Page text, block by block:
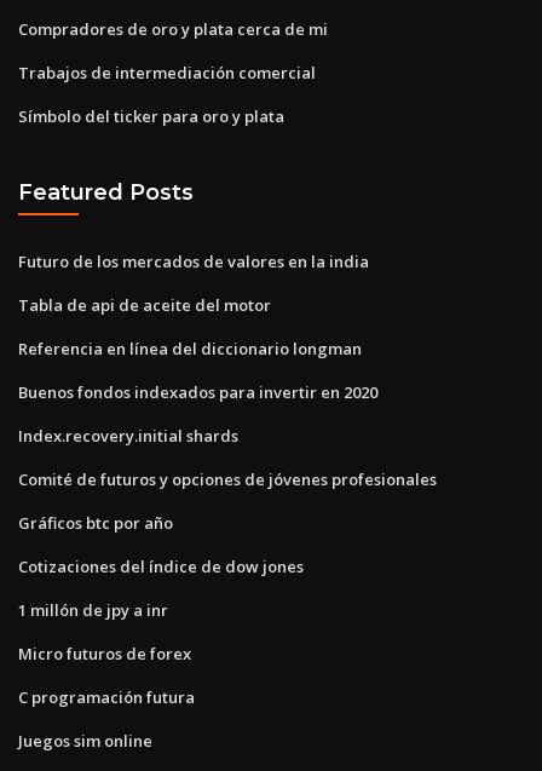
Compradores de oro y plata cerca de mi
Trabajos de intermediación comercial
Símbolo del ticker para oro y plata
Featured Posts
Futuro de los mercados de valores en la india
Tabla de api de aceite del motor
Referencia en línea del diccionario longman
Buenos fondos indexados para invertir en 2020
Index.recovery.initial shards
Comité de futuros y opciones de jóvenes profesionales
Gráficos btc por año
Cotizaciones del índice de dow jones
1 millón de jpy a inr
Micro futuros de forex
C programación futura
Juegos sim online